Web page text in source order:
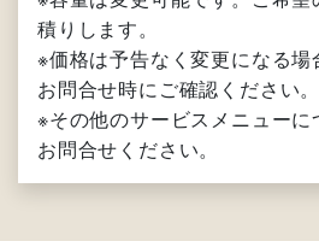
積りします。
※価格は予告なく変更になる
お問合せ時にご確認ください。
※その他のサービスメニュー
お問合せください。